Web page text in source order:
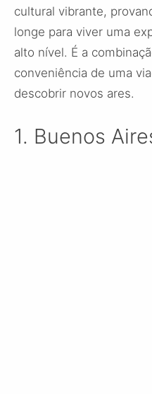
cultural vibrante,
longe para viver uma
alto nível. É a
conveniência de uma
descobrir novos ares.
1. Buenos